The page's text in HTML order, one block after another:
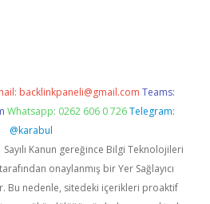
backlinkpaneli@gmail.com Teams:
Whatsapp: 0262 606 0 726 Telegram:
@karabul
Sayılı Kanun gereğince Bilgi Teknolojileri
onaylanmış bir Yer Sağlayıcı
Bu nedenle, sitedeki içerikleri proaktif